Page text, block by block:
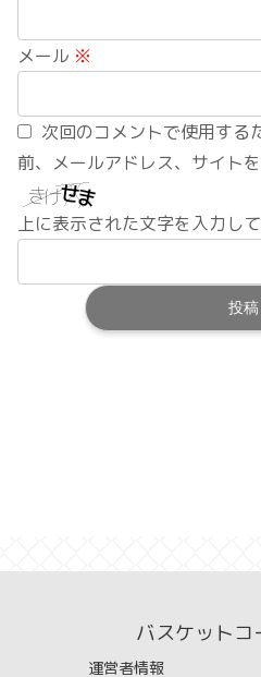
メール ※
次回のコメントで使用する
前、メールアドレス、サイトを
上に表示された文字を入力して
バスケットコ
運営者情報